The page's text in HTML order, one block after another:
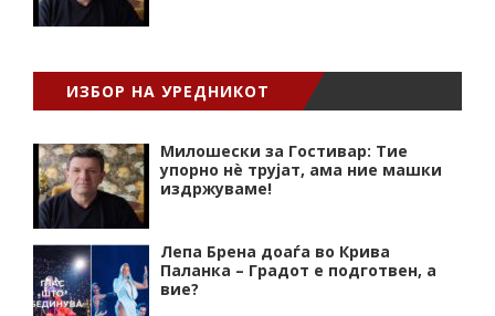
ИЗБОР НА УРЕДНИКОТ
Милошески за Гостивар: Тие
упорно нѐ трујат, ама ние машки
издржуваме!
Лепа Брена доаѓа во Крива
Паланка – Градот е подготвен, а
вие?